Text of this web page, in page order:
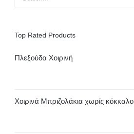
Top Rated Products
Πλεξούδα Χοιρινή
Χοιρινά Μπριζολάκια χωρίς κόκκαλο